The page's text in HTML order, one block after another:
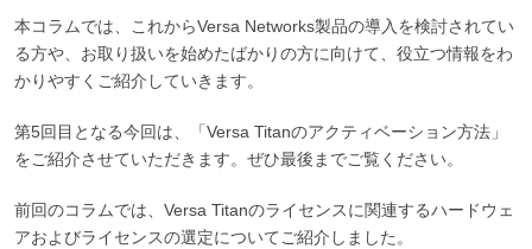
本コラムでは、これからVersa Networks製品の導入を検討されてい
る方や、お取り扱いを始めたばかりの方に向けて、役立つ情報をわ
かりやすくご紹介していきます。
第5回目となる今回は、「Versa Titanのアクティベーション方法」
をご紹介させていただきます。ぜひ最後までご覧ください。
前回のコラムでは、Versa Titanのライセンスに関連するハードウェ
アおよびライセンスの選定についてご紹介しました。